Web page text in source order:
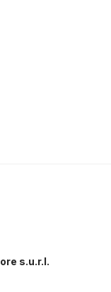
s.u.r.l.